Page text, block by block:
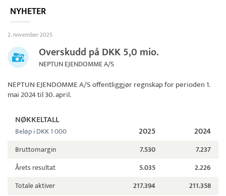
NYHETER
2. november 2025
Overskudd på DKK 5,0 mio.
NEPTUN EJENDOMME A/S
NEPTUN EJENDOMME A/Soffentliggjør regnskap for perioden 1.
mai 2024 til 30. april.
NØKKELTALL
Beløp i DKK 1 000 2025 2024
Bruttomargin 7.530
7.237
Årets resultat
5.035
2.226
Totale aktiver
217.394 211.358